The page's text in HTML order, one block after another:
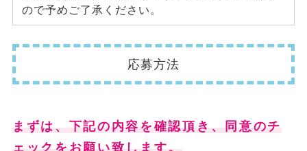
ので予めご了承ください。
応募方法
まずは、下記の内容を確認頂き、同意のチ
ェックをお願い致します。